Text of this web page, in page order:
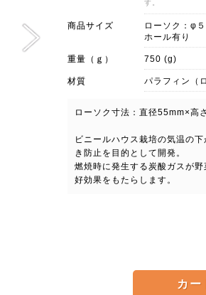
す。
商品サイズ
ローソク：φ
ホール有り
重量（ｇ） 750 (g)
材質 パラフィン（
ローソク寸法：直径55mm×高
ビニールハウス栽培の気温の
き防止を目的として開発。
燃焼時に発生する炭酸ガスが
好効果をもたらします。